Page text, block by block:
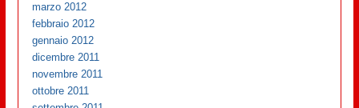
marzo 2012
febbraio 2012
gennaio 2012
dicembre 2011
novembre 2011
ottobre 2011